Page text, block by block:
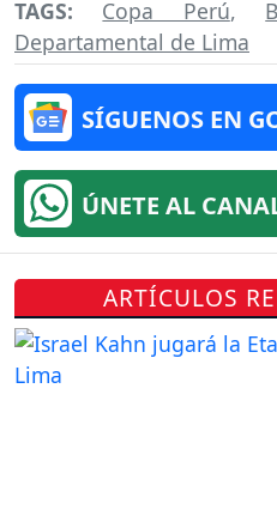
TAGS: Copa Perú,
Departamental de Lima
SÍGUENOS EN
ÚNETE AL
ARTÍCULOS